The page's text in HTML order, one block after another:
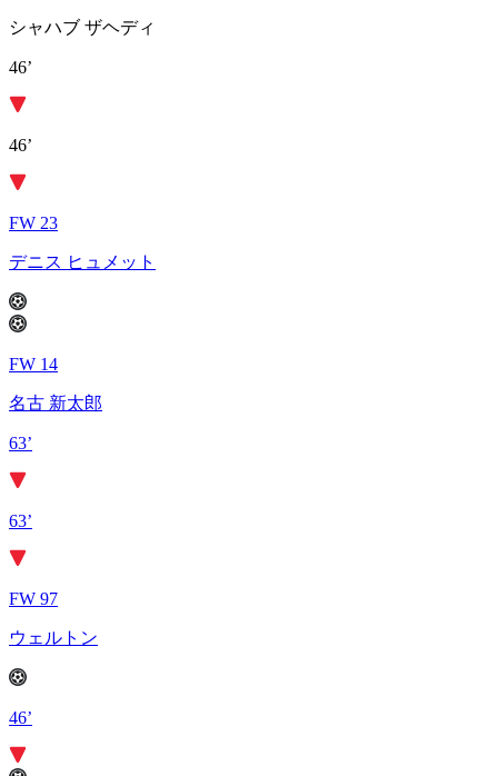
シャハブ ザヘディ
46’
46’
FW 23
デニス ヒュメット
FW 14
名古 新太郎
63’
63’
FW 97
ウェルトン
46’